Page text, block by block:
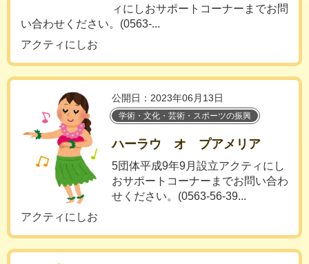
ィにしおサポートコーナーまでお問
い合わせください。(0563-...
アクティにしお
公開日：2023年06月13日
学術・文化・芸術・スポーツの振興
ハーラウ オ プアメリア
5団体平成9年9月設立アクティにし
おサポートコーナーまでお問い合わ
せください。(0563-56-39...
アクティにしお